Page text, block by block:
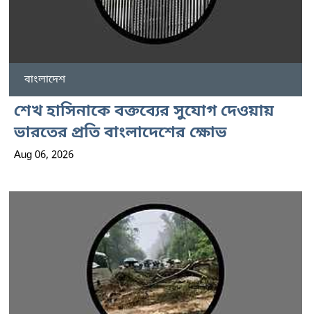
বাংলাদেশ
শেখ হাসিনাকে বক্তব্যের সুযোগ দেওয়ায়
ভারতের প্রতি বাংলাদেশের ক্ষোভ
Aug 06, 2026